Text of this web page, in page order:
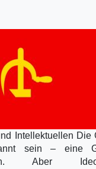
Intellektuellen Die
sein – eine
Aber